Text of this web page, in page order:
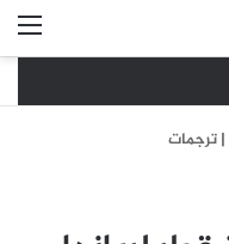
| ترجمات